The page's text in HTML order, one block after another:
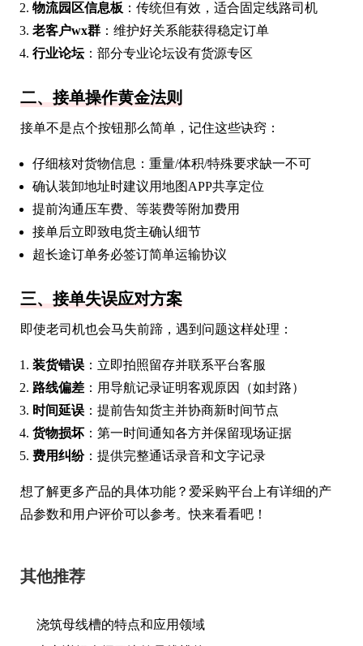
物流园区信息板 ：传统但有效，适合固定线路司机
老客户wx群 ：维护好关系能获得稳定订单
行业论坛：部分专业论坛设有货源专区
二、接单操作黄金法则
接单不是点个按钮那么简单，记住这些诀窍：
仔细核对货物信息：重量/体积/特殊要求缺一不可
确认装卸地址时建议用地图APP共享定位
提前沟通压车费、等装费等附加费用
接单后立即致电货主确认细节
超长途订单务必签订简单运输协议
三、接单失误应对方案
即使老司机也会马失前蹄，遇到问题这样处理：
装货错误 ：立即拍照留存并联系平台客服
路线偏差 ：用导航记录证明客观原因（如封路）
时间延误 ：提前告知货主并协商新时间节点
货物损坏 ：第一时间通知各方并保留现场证据
费用纠纷：提供完整通话录音和文字记录
想了解更多产品的具体功能？爱采购平台上有详细的产
品参数和用户评价可以参考。快来看看吧！
其他推荐
浇筑母线槽的特点和应用领域